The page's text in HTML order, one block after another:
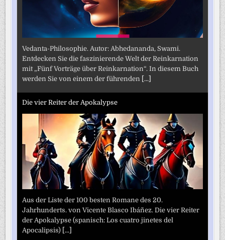
Vedanta-Philosophie. Autor: Abhedananda, Swami.
Entdecken Sie die faszinierende Welt der Reinkarnation
mit „Fünf Vorträge über Reinkarnation“. In diesem Buch
werden Sie von einem der führenden [...]
Die vier Reiter der Apokalypse
Aus der Liste der 100 besten Romane des 20.
Jahrhunderts. von Vicente Blasco Ibáñez. Die vier Reiter
der Apokalypse (spanisch: Los cuatro jinetes del
Apocalipsis) [...]